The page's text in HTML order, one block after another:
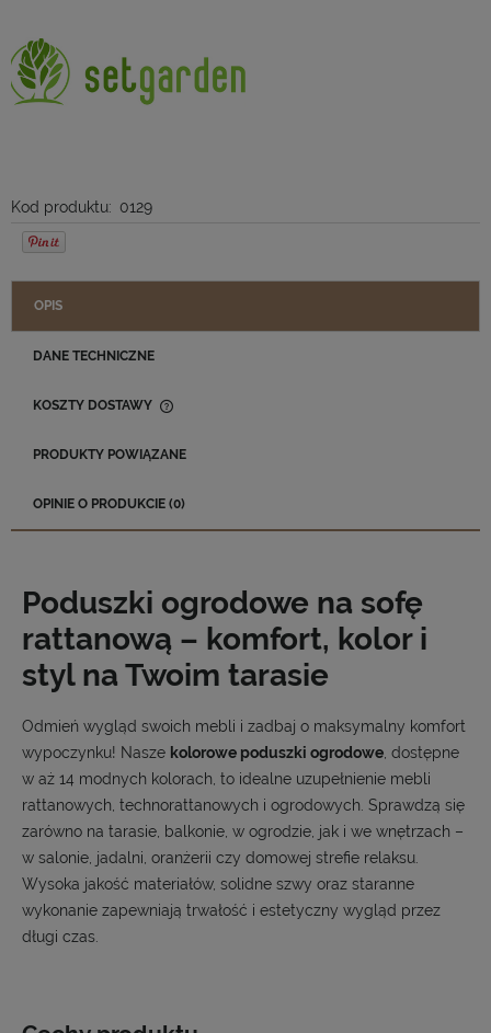
Kod produktu: 0129
OPIS
DANE TECHNICZNE
KOSZTY DOSTAWY
PRODUKTY POWIĄZANE
OPINIE O PRODUKCIE (0)
Poduszki ogrodowe na sofę
rattanową – komfort, kolor i
styl na Twoim tarasie
Odmień wygląd swoich mebli i zadbaj o maksymalny komfort
wypoczynku! Nasze kolorowe poduszki ogrodowe, dostępne
w aż 14 modnych kolorach, to idealne uzupełnienie mebli
rattanowych, technorattanowych i ogrodowych. Sprawdzą się
zarówno na tarasie, balkonie, w ogrodzie, jak i we wnętrzach –
w salonie, jadalni, oranżerii czy domowej strefie relaksu.
Wysoka jakość materiałów, solidne szwy oraz staranne
wykonanie zapewniają trwałość i estetyczny wygląd przez
długi czas.